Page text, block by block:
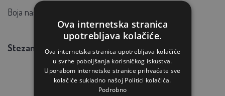
Boja nasumično.
Stezanje na kutiji gdje padaju oguljena zrna.
Ova internetska stranica
upotrebljava kolačiće.
Ova internetska stranica upotrebljava kolačiće
u svrhe poboljšanja korisničkog iskustva.
Uporabom internetske stranice prihvaćate sve
kolačiće sukladno našoj Politici kolačića.
Podrobno